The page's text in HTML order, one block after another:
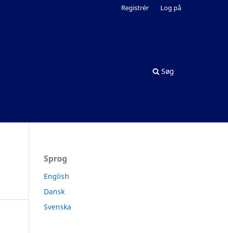
Søg
Registrér Log på
Sprog
English
Dansk
Svenska